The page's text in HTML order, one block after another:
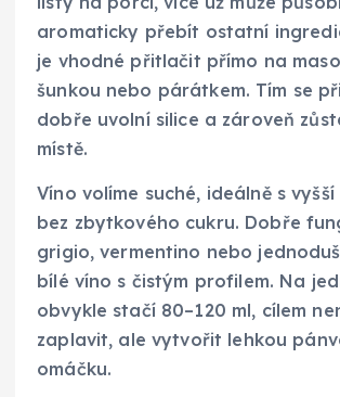
aromaticky přebít ostatní
je vhodné přitlačit přímo na
šunkou nebo párátkem. Tím se
dobře uvolní silice a zároveň
místě.
Víno volíme suché, ideálně s
bez zbytkového cukru. Dobře
grigio, vermentino nebo
bílé víno s čistým profilem. Na
obvykle stačí 80–120 ml, cílem
zaplavit, ale vytvořit lehkou
omáčku.